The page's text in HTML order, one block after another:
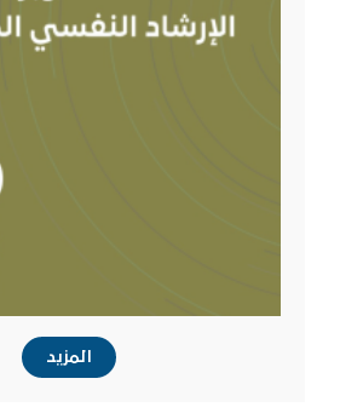
المزيد